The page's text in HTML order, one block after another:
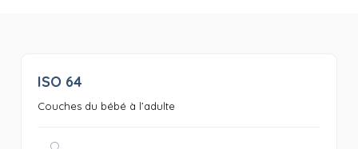
ISO 64
Couches du bébé à l’adulte